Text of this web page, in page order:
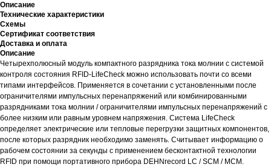
Описание
Технические характеристики
Схемы
Сертификат соответствия
Доставка и оплата
Описание
Четырехполюсный модуль компактного разрядника тока молнии с системой
контроля состояния RFID-LifeCheck можно использовать почти со всеми
типами интерфейсов. Применяется в сочетании с установленными после
ограничителями импульсных перенапряжений или комбинированными
разрядниками тока молнии / ограничителями импульсных перенапряжений с
более низким или равным уровнем напряжения. Система LifeCheck
определяет электрические или тепловые перегрузки защитных компонентов,
после которых разрядник необходимо заменять. Считывает информацию о
рабочем состоянии за секунды с применением бесконтактной технологии
RFID при помощи портативного прибора DEHNrecord LC / SCM / MCM.